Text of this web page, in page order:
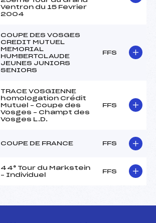
Ventron du 15 Fevrier
2004
COUPE DES VOSGES
CREDIT MUTUEL
MEMORIAL
HUMBERTCLAUDE
JEUNES JUNIORS
SENIORS
FFS
TRACE VOSGIENNE
homologation Crédit
Mutuel – Coupe des
Vosges – Champt des
Vosges L.D.
FFS
COUPE DE FRANCE FFS
44° Tour du Markstein
– Individuel
FFS